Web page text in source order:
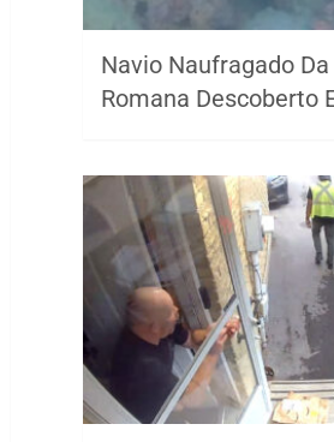
Navio Naufragado Da
Romana Descoberto